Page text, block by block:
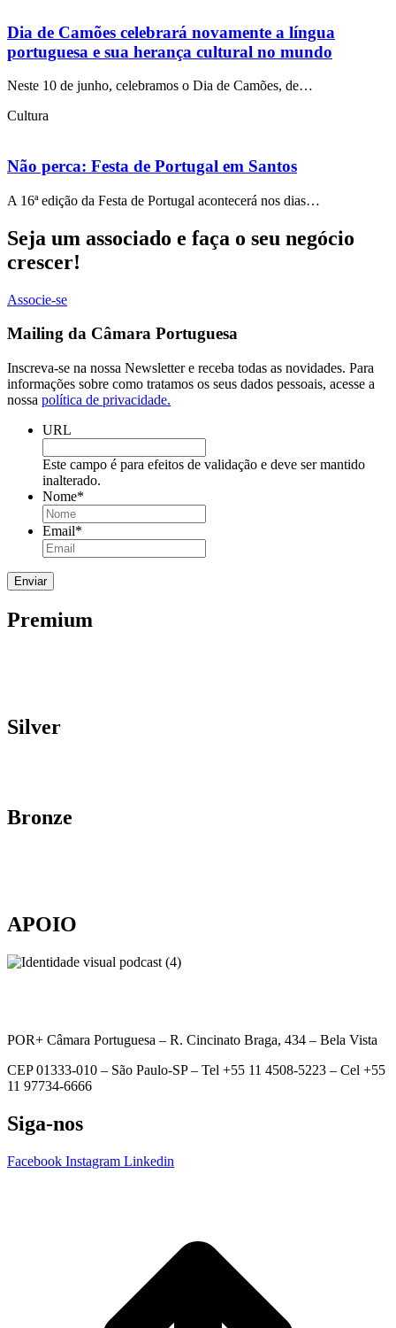
Dia de Camões celebrará novamente a língua
portuguesa e sua herança cultural no mundo
Neste 10 de junho, celebramos o Dia de Camões, de…
Cultura
Não perca: Festa de Portugal em Santos
A 16ª edição da Festa de Portugal acontecerá nos dias…
Seja um associado e faça o seu negócio
crescer!
Associe-se
Mailing da Câmara Portuguesa
Inscreva-se na nossa Newsletter e receba todas as novidades. Para
informações sobre como tratamos os seus dados pessoais, acesse a
nossa política de privacidade.
URL
Este campo é para efeitos de validação e deve ser mantido
inalterado.
Nome*
Email*
Premium
Silver
Bronze
APOIO
POR+ Câmara Portuguesa – R. Cincinato Braga, 434 – Bela Vista
CEP 01333-010 – São Paulo-SP – Tel +55 11 4508-5223 – Cel +55
11 97734-6666
Siga-nos
Facebook Instagram Linkedin